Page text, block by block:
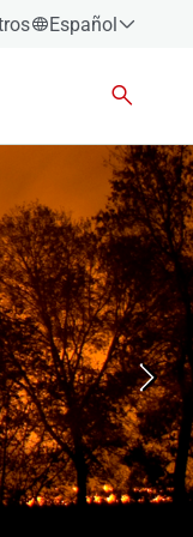
Español
Euskara
Valencià
English